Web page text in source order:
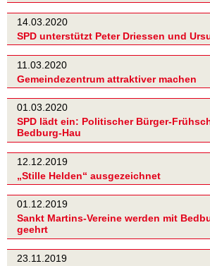
14.03.2020
SPD unterstützt Peter Driessen und
11.03.2020
Gemeindezentrum attraktiver machen
01.03.2020
SPD lädt ein: Politischer Bürger-
Bedburg-Hau
12.12.2019
„Stille Helden“ ausgezeichnet
01.12.2019
Sankt Martins-Vereine werden mit
geehrt
23.11.2019